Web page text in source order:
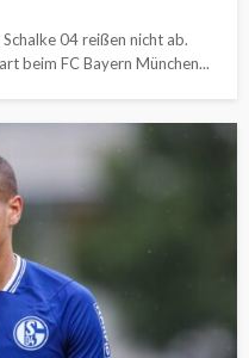
04 reißen nicht ab.
beim FC Bayern München...